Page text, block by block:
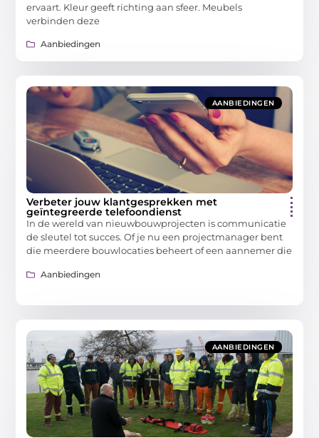
ervaart. Kleur geeft richting aan sfeer. Meubels
verbinden deze
Aanbiedingen
AANBIEDINGEN
Verbeter jouw klantgesprekken met
geïntegreerde telefoondienst
In de wereld van nieuwbouwprojecten is communicatie
de sleutel tot succes. Of je nu een projectmanager bent
die meerdere bouwlocaties beheert of een aannemer die
Aanbiedingen
AANBIEDINGEN